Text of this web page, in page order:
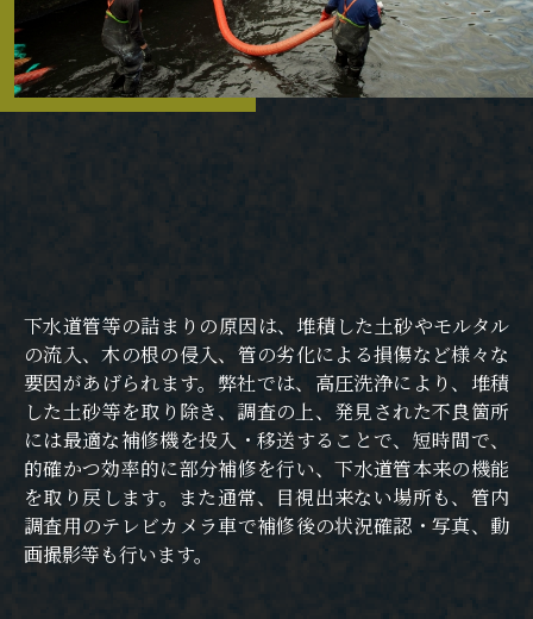
下⽔道管等の詰まりの原因は、堆積した⼟砂やモルタル
の流⼊、⽊の根の侵⼊、管の劣化による損傷など様々な
要因があげられます。弊社では、⾼圧洗浄により、堆積
した⼟砂等を取り除き、調査の上、発⾒された不良箇所
には最適な補修機を投⼊・移送することで、短時間で、
的確かつ効率的に部分補修を⾏い、下⽔道管本来の機能
を取り戻します。また通常、⽬視出来ない場所も、管内
調査⽤のテレビカメラ⾞で補修後の状況確認・写真、動
画撮影等も⾏います。